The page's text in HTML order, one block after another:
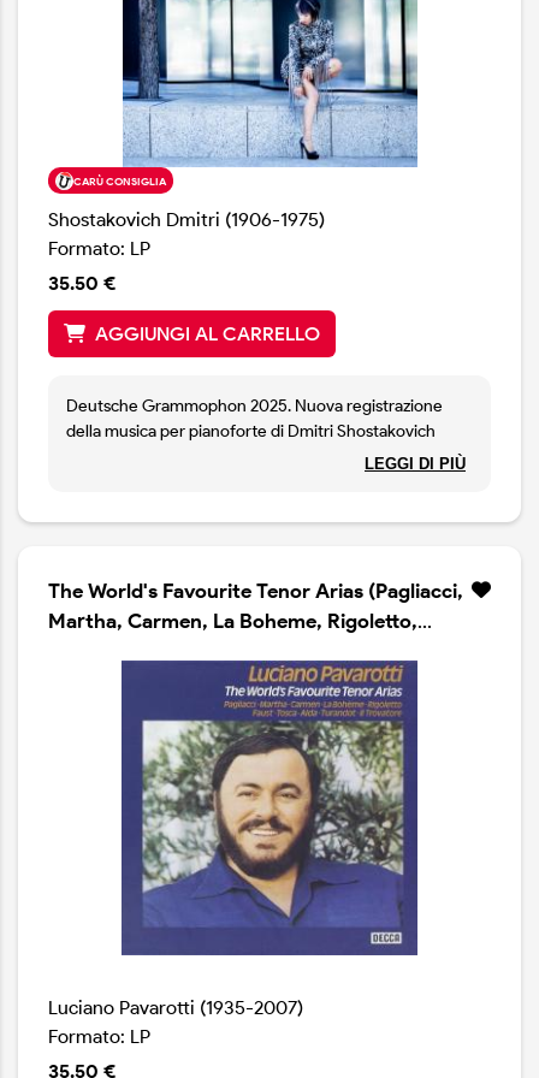
CARÙ CONSIGLIA
Shostakovich Dmitri (1906-1975)
Formato: LP
35.50 €
AGGIUNGI AL CARRELLO
Deutsche Grammophon 2025. Nuova registrazione
della musica per pianoforte di Dmitri Shostakovich
interpretati dalla celebre pianista Yuja Wang e la Boston
LEGGI DI PIÙ
The World's Favourite Tenor Arias (Pagliacci,
Martha, Carmen, La Boheme, Rigoletto,
Luciano Pavarotti (1935-2007)
Formato: LP
35.50 €